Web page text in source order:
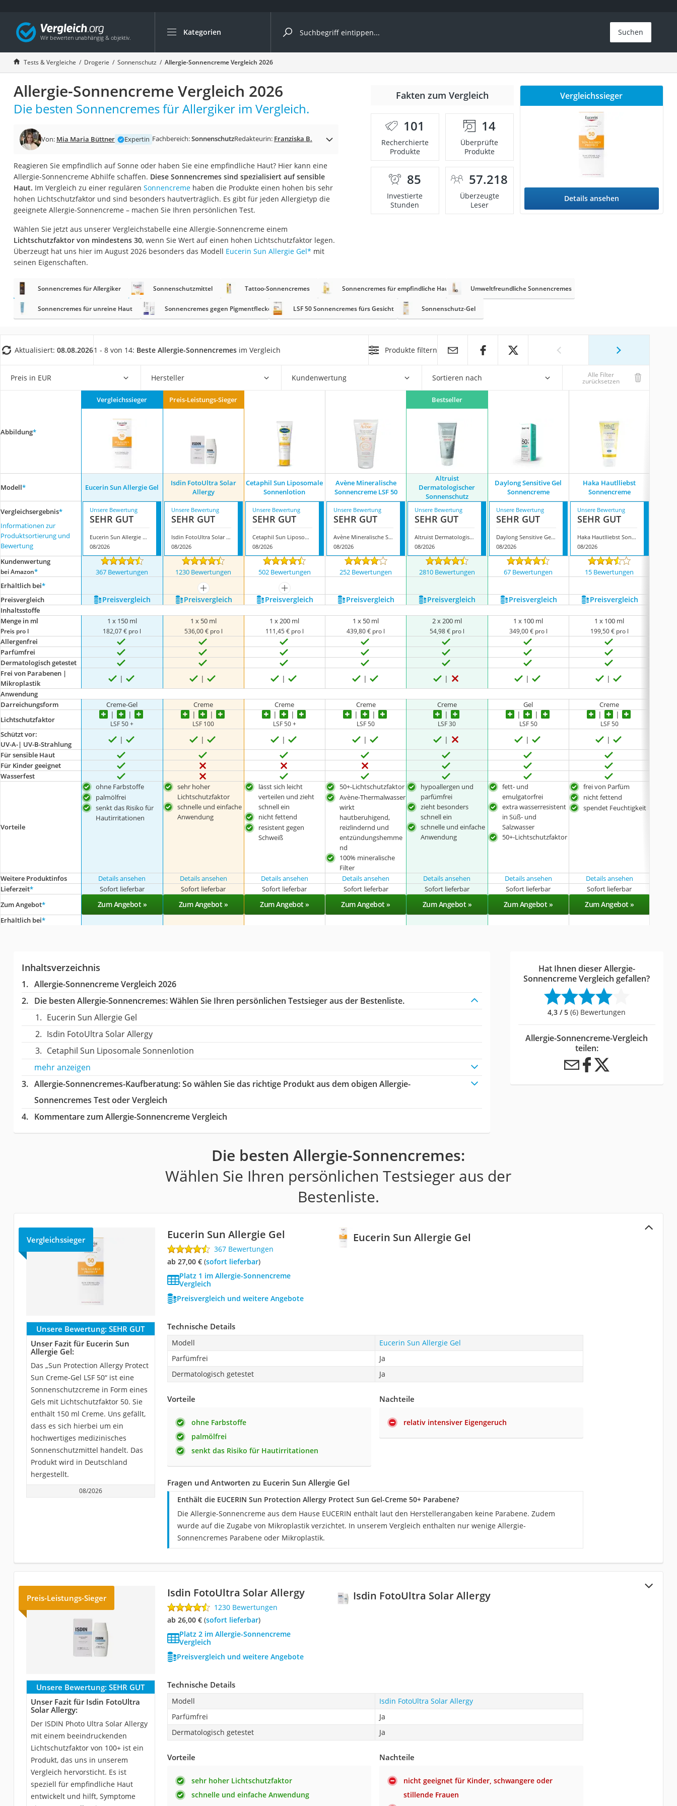
Kategorien
Die beliebtesten Vergleiche nach Kategorie
Drogerie
Inhalator
Haarschneider
Rollator
Braun Rasierer
Katzenklappe (Chip)
Masturbator
Massagepistole
Epilierer
Reisehaartrockner
Eiweißpulver
Magnesiumpräparat
Nackenmassagegerät
Zeckenschutz Katze
leichter Haartrockner
Schildkrötenhaus
Massagegerät
Service
Suchen
Tests & Vergleiche Drogerie Sonnenschutz Allergie-Sonnencreme Vergleich 2026
Allergie-Sonnencreme Vergleich 2026
Die besten Sonnencremes für Allergiker im Vergleich.
Von: Mia Maria Büttner Expertin Fachbereich:SonnenschutzRedakteurin: Franziska B.
Reagieren Sie empfindlich auf Sonne oder haben Sie eine empfindliche Haut? Hier kann eine
Allergie-Sonnencreme Abhilfe schaffen. Diese Sonnencremes sind spezialisiert auf sensible
Haut. Im Vergleich zu einer regulären Sonnencremehaben die Produkte einen hohen bis sehr
hohen Lichtschutzfaktor und sind besonders hautverträglich. Es gibt für jeden Allergietyp die
geeignete Allergie-Sonnencreme – machen Sie Ihren persönlichen Test.
Wählen Sie jetzt aus unserer Vergleichstabelle eine Allergie-Sonnencreme einem
Lichtschutzfaktor von mindestens 30, wenn Sie Wert auf einen hohen Lichtschutzfaktor legen.
Überzeugt hat uns hier im August 2026 besonders das Modell Eucerin Sun Allergie Gel* mit
seinen Eigenschaften.
Fakten zum Vergleich
101
Recherchierte
Produkte
14
Überprüfte
Produkte
85
Investierte
Stunden
57.218
Überzeugte
Leser
Vergleichssieger
Details ansehen
Sonnencremes für Allergiker Sonnenschutzmittel Tattoo-Sonnencremes Sonnencremes für empfindliche Haut Umweltfreundliche Sonnencremes
Sonnencremes für unreine Haut Sonnencremes gegen Pigmentflecken LSF 50 Sonnencremes fürs Gesicht Sonnenschutz-Gel
Aktualisiert: 08.08.20261 - 8 von 14: Beste Allergie-Sonnencremes im Vergleich Produkte filtern
Preis in EUR Hersteller Kundenwertung Sortieren nach Alle Filter
zurücksetzen
Abbildung*
Vergleichssieger Preis-Leistungs-Sieger Bestseller
Modell* Eucerin Sun Allergie Gel
Isdin FotoUltra Solar
Allergy
Cetaphil Sun Liposomale
Sonnenlotion
Avène Mineralische
Sonnencreme LSF 50
Altruist
Dermatologischer
Sonnenschutz
Daylong Sensitive Gel
Sonnencreme
Haka Hautlliebst
Sonnencreme
Vergleichsergebnis*
Informationen zur
Produktsortierung und
Bewertung
Unsere Bewertung
SEHR GUT
Eucerin Sun Allergie Gel
08/2026
Unsere Bewertung
SEHR GUT
Isdin FotoUltra Solar Allergy
08/2026
Unsere Bewertung
SEHR GUT
Cetaphil Sun Liposomale Sonnenlotion
08/2026
Unsere Bewertung
SEHR GUT
Avène Mineralische Sonnencreme LSF 50
08/2026
Unsere Bewertung
SEHR GUT
Altruist Dermatologischer Sonnenschutz
08/2026
Unsere Bewertung
SEHR GUT
Daylong Sensitive Gel Sonnencreme
08/2026
Unsere Bewertung
SEHR GUT
Haka Hautlliebst Sonnencreme
08/2026
Kundenwertung
bei Amazon* 367 Bewertungen 1230 Bewertungen 502 Bewertungen 252 Bewertungen 2810 Bewertungen 67 Bewertungen 15 Bewertungen
Erhältlich bei*
mehr anzeigen
mehr anzeigen
Preis­vergleich
Preis­vergleich Preis­vergleich Preis­vergleich Preis­vergleich Preis­vergleich Preis­vergleich Preis­vergleich
Inhaltsstoffe
Menge in ml
Preis pro l
1 x 150 ml
182,07 € pro l
1 x 50 ml
536,00 € pro l
1 x 200 ml
111,45 € pro l
1 x 50 ml
439,80 € pro l
2 x 200 ml
54,98 € pro l
1 x 100 ml
349,00 € pro l
1 x 100 ml
199,50 € pro l
Allergenfrei
Parfümfrei
Dermatologisch getestet
Frei von Parabenen |
Mikroplastik
Anwendung
Darreichungsform
Creme-Gel Creme Creme Creme Creme Gel
Creme
Lichtschutzfaktor
LSF 50 + LSF 100 LSF 50 + LSF 50 LSF 30 LSF 50 LSF 50
Schützt vor:
UV-A-| UV-B-Strahlung
Für sensible Haut
Für Kinder geeignet
Wasserfest
Vorteile
ohne Farbstoffe
palmölfrei
senkt das Risiko für
Hautirritationen
sehr hoher
Lichtschutzfaktor
schnelle und einfache
Anwendung
lässt sich leicht
verteilen und zieht
schnell ein
nicht fettend
resistent gegen
Schweiß
50+-Lichtschutzfaktor
Avène-Thermalwasser
wirkt
hautberuhigend,
reizlindernd und
entzündungshemme
nd
100% mineralische
Filter
hypoallergen und
parfümfrei
zieht besonders
schnell ein
schnelle und einfache
Anwendung
fett- und
emulgatorfrei
extra wasserresistent
in Süß- und
Salzwasser
50+-Lichtschutzfaktor
frei von Parfüm
nicht fettend
spendet Feuchtigkeit
Weitere Produktinfos Details ansehen Details ansehen Details ansehen Details ansehen Details ansehen Details ansehen Details ansehen
Lieferzeit* Sofort lieferbar Sofort lieferbar Sofort lieferbar Sofort lieferbar Sofort lieferbar Sofort lieferbar Sofort lieferbar
Zum Angebot* Zum Angebot » Zum Angebot » Zum Angebot » Zum Angebot » Zum Angebot » Zum Angebot » Zum Angebot »
Erhältlich bei*
Inhaltsverzeichnis
Allergie-Sonnencreme Vergleich 2026
Die besten Allergie-Sonnencremes:Wählen Sie Ihren persönlichen Testsieger aus der Bestenliste.
Eucerin Sun Allergie Gel
Isdin FotoUltra Solar Allergy
Cetaphil Sun Liposomale Sonnenlotion
mehr anzeigen
Allergie-Sonnencremes-Kaufberatung: So wählen Sie das richtige Produkt aus dem obigen Allergie-
Sonnencremes Test oder Vergleich
Kommentare zum Allergie-Sonnencreme Vergleich
Hat Ihnen dieser Allergie-
Sonnencreme Vergleich gefallen?
4,3 / 5 (6) Bewertungen
Allergie-Sonnencreme-Vergleich
teilen:
Die besten Allergie-Sonnencremes:
Wählen Sie Ihren persönlichen Testsieger aus der
Bestenliste.
Eucerin Sun Allergie Gel
Vergleichssieger Eucerin Sun Allergie Gel
367 Bewertungen
ab 27,00 €( Sofort lieferbar)
Platz 1 im Allergie-Sonnencreme
Vergleich
Preisvergleich und weitere Angebote
Unsere Bewertung: SEHR GUT
Unser Fazit für Eucerin Sun
Allergie Gel:
Das „Sun Protection Allergy Protect
Sun Creme-Gel LSF 50“ ist eine
Sonnenschutzcreme in Form eines
Gels mit Lichtschutzfaktor 50. Sie
enthält 150 ml Creme. Uns gefällt,
dass es sich hierbei um ein
hochwertiges medizinisches
Sonnenschutzmittel handelt. Das
Produkt wird in Deutschland
hergestellt.
08/2026
Technische Details
Modell
Eucerin Sun Allergie Gel
Parfümfrei
Ja
Dermatologisch getestet
Ja
Vorteile
ohne Farbstoffe
palmölfrei
senkt das Risiko für Hautirritationen
Nachteile
relativ intensiver Eigengeruch
Fragen und Antworten zu Eucerin Sun Allergie Gel
Enthält die EUCERIN Sun Protection Allergy Protect Sun Gel-Creme 50+ Parabene?
Die Allergie-Sonnencreme aus dem Hause EUCERIN enthält laut den Herstellerangaben keine Parabene. Zudem
wurde auf die Zugabe von Mikroplastik verzichtet. In unserem Vergleich enthalten nur wenige Allergie-
Sonnencremes Parabene oder Mikroplastik.
Isdin FotoUltra Solar Allergy
Preis-Leistungs-Sieger Isdin FotoUltra Solar Allergy
1230 Bewertungen
ab 26,00 €( Sofort lieferbar)
Platz 2 im Allergie-Sonnencreme
Vergleich
Preisvergleich und weitere Angebote
Unsere Bewertung: SEHR GUT
Unser Fazit für Isdin FotoUltra
Solar Allergy:
Der ISDIN Photo Ultra Solar Allergy
mit einem beeindruckenden
Lichtschutzfaktor von 100+ ist ein
Produkt, das uns in unserem
Vergleich hervorsticht. Es ist
speziell für empfindliche Haut
entwickelt und hilft, Symptome
Technische Details
Modell
Isdin FotoUltra Solar Allergy
Parfümfrei
Ja
Dermatologisch getestet
Ja
Vorteile
sehr hoher Lichtschutzfaktor
schnelle und einfache Anwendung
Nachteile
nicht geeignet für Kinder, schwangere oder
stillende Frauen